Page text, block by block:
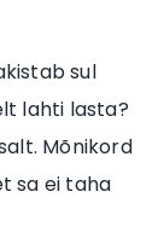
sul
lahti lasta?
Mõnikord
sa ei taha